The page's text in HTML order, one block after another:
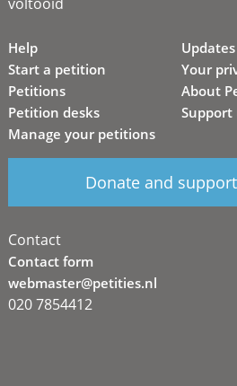
Help
Start a petition
Petitions
Petition desks
Manage your petitions
Updates
Your
About
Support
Donate and
Contact
Contact form
webmaster@petities.nl
020 7854412